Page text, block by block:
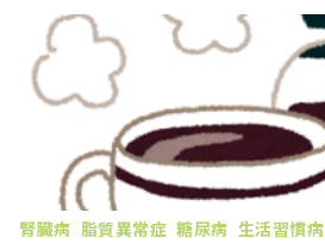
腎臓病 脂質異常症 糖尿病 生活習慣病